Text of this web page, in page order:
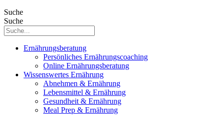
Suche
Suche
Ernährungsberatung
Persönliches Ernährungscoaching
Online Ernährungsberatung
Wissenswertes Ernährung
Abnehmen & Ernährung
Lebensmittel & Ernährung
Gesundheit & Ernährung
Meal Prep & Ernährung